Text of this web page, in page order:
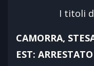
I titoli
CAMORRA,
EST: